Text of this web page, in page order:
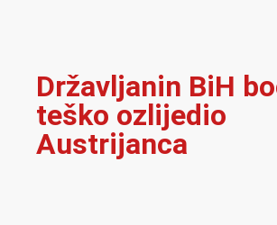
Državljanin BiH
teško ozlijedio
Austrijanca